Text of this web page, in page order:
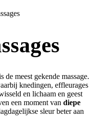
de meest gekende massage.
knedingen, effleurages
en lichaam en geest
een moment van diepe
sleur beter aan